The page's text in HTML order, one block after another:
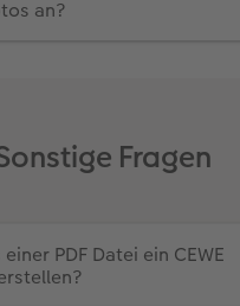
an?
Fragen
PDF Datei ein CEWE